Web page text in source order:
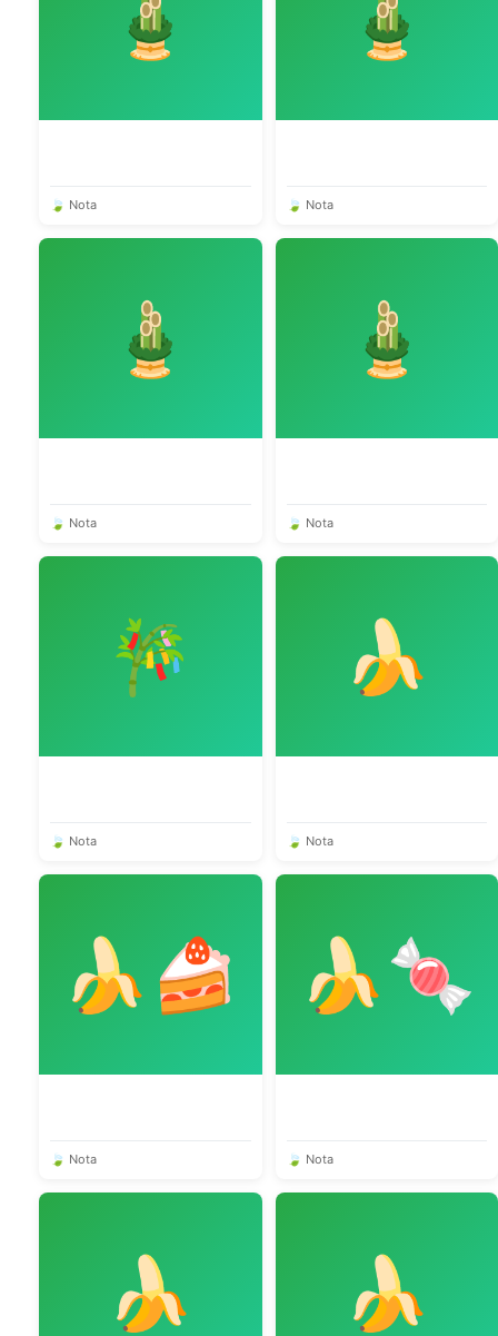
🎍
🍃 Nota
🎍
🍃 Nota
🎍
🍃 Nota
🎍
🍃 Nota
🎋
🍃 Nota
🍌
🍃 Nota
🍌🍰
🍃 Nota
🍌🍬
🍃 Nota
🍌 🍌